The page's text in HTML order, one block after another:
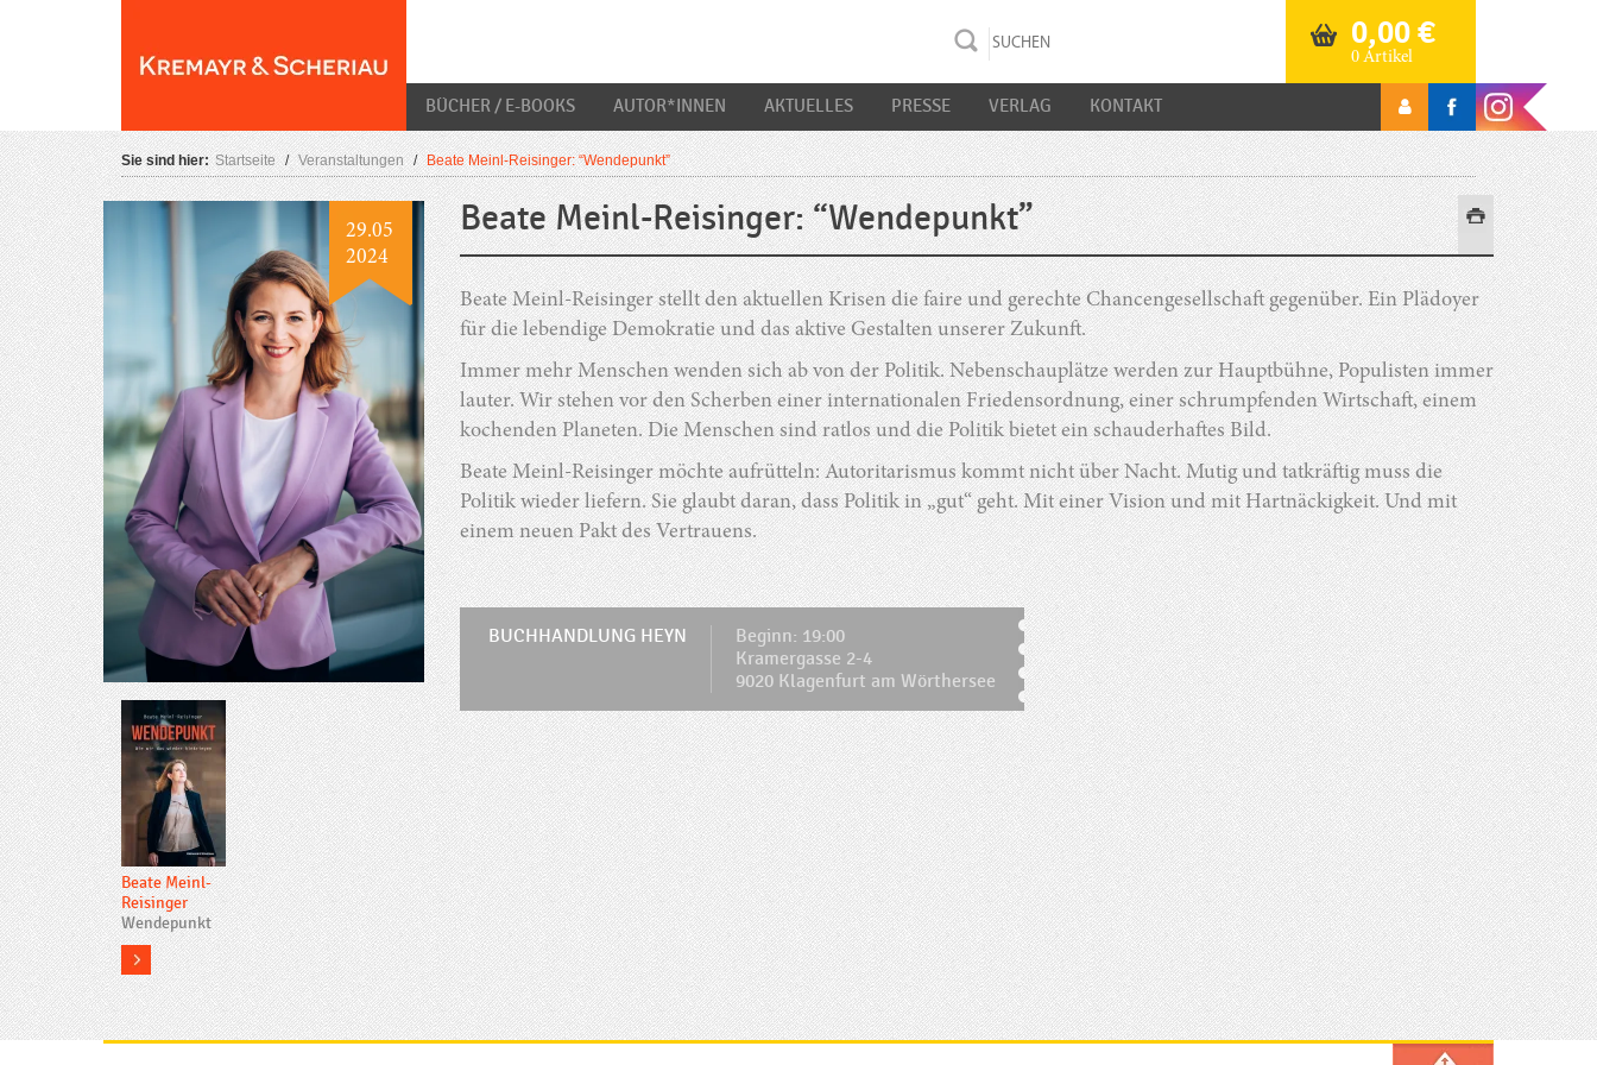
0,00€
0 Artikel
BÜCHER / E-BOOKS AUTOR*INNEN AKTUELLES PRESSE VERLAG KONTAKT
Sie sind hier: Startseite / Veranstaltungen / Beate Meinl-Reisinger: “Wendepunkt”
29.05
2024
Beate Meinl-
Reisinger
Wendepunkt
more
Beate Meinl-Reisinger: “Wendepunkt”
Beate Meinl-Reisinger stellt den aktuellen Krisen die faire und gerechte Chancengesellschaft gegenüber. Ein Plädoyer
für die lebendige Demokratie und das aktive Gestalten unserer Zukunft.
Immer mehr Menschen wenden sich ab von der Politik. Nebenschauplätze werden zur Hauptbühne, Populisten immer
lauter. Wir stehen vor den Scherben einer internationalen Friedensordnung, einer schrumpfenden Wirtschaft, einem
kochenden Planeten. Die Menschen sind ratlos und die Politik bietet ein schauderhaftes Bild.
Beate Meinl-Reisinger möchte aufrütteln: Autoritarismus kommt nicht über Nacht. Mutig und tatkräftig muss die
Politik wieder liefern. Sie glaubt daran, dass Politik in „gut“ geht. Mit einer Vision und mit Hartnäckigkeit. Und mit
einem neuen Pakt des Vertrauens.
BUCHHANDLUNG HEYN
Beginn: 19:00
Kramergasse 2-4
9020 Klagenfurt am Wörthersee